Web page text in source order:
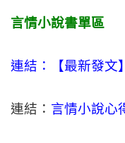
言情小說書單區
連結：【最新發文】
連結： 言情小說心